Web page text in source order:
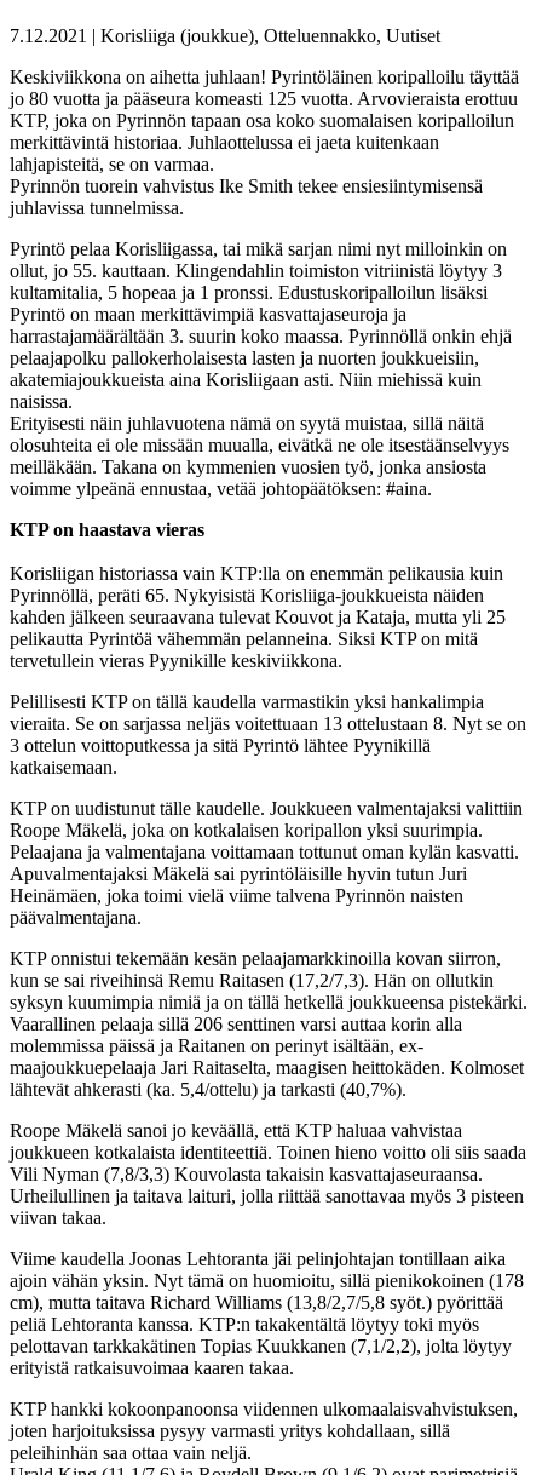
7.12.2021 | Korisliiga (joukkue), Otteluennakko, Uutiset
Keskiviikkona on aihetta juhlaan! Pyrintöläinen koripalloilu täyttää
jo 80 vuotta ja pääseura komeasti 125 vuotta. Arvovieraista erottuu
KTP, joka on Pyrinnön tapaan osa koko suomalaisen koripalloilun
merkittävintä historiaa. Juhlaottelussa ei jaeta kuitenkaan
lahjapisteitä, se on varmaa.
Pyrinnön tuorein vahvistus Ike Smith tekee ensiesiintymisensä
juhlavissa tunnelmissa.
Pyrintö pelaa Korisliigassa, tai mikä sarjan nimi nyt milloinkin on
ollut, jo 55. kauttaan. Klingendahlin toimiston vitriinistä löytyy 3
kultamitalia, 5 hopeaa ja 1 pronssi. Edustuskoripalloilun lisäksi
Pyrintö on maan merkittävimpiä kasvattajaseuroja ja
harrastajamäärältään 3. suurin koko maassa. Pyrinnöllä onkin ehjä
pelaajapolku pallokerholaisesta lasten ja nuorten joukkueisiin,
akatemiajoukkueista aina Korisliigaan asti. Niin miehissä kuin
naisissa.
Erityisesti näin juhlavuotena nämä on syytä muistaa, sillä näitä
olosuhteita ei ole missään muualla, eivätkä ne ole itsestäänselvyys
meilläkään. Takana on kymmenien vuosien työ, jonka ansiosta
voimme ylpeänä ennustaa, vetää johtopäätöksen: #aina.
KTP on haastava vieras
Korisliigan historiassa vain KTP:lla on enemmän pelikausia kuin
Pyrinnöllä, peräti 65. Nykyisistä Korisliiga-joukkueista näiden
kahden jälkeen seuraavana tulevat Kouvot ja Kataja, mutta yli 25
pelikautta Pyrintöä vähemmän pelanneina. Siksi KTP on mitä
tervetullein vieras Pyynikille keskiviikkona.
Pelillisesti KTP on tällä kaudella varmastikin yksi hankalimpia
vieraita. Se on sarjassa neljäs voitettuaan 13 ottelustaan 8. Nyt se on
3 ottelun voittoputkessa ja sitä Pyrintö lähtee Pyynikillä
katkaisemaan.
KTP on uudistunut tälle kaudelle. Joukkueen valmentajaksi valittiin
Roope Mäkelä, joka on kotkalaisen koripallon yksi suurimpia.
Pelaajana ja valmentajana voittamaan tottunut oman kylän kasvatti.
Apuvalmentajaksi Mäkelä sai pyrintöläisille hyvin tutun Juri
Heinämäen, joka toimi vielä viime talvena Pyrinnön naisten
päävalmentajana.
KTP onnistui tekemään kesän pelaajamarkkinoilla kovan siirron,
kun se sai riveihinsä Remu Raitasen (17,2/7,3). Hän on ollutkin
syksyn kuumimpia nimiä ja on tällä hetkellä joukkueensa pistekärki.
Vaarallinen pelaaja sillä 206 senttinen varsi auttaa korin alla
molemmissa päissä ja Raitanen on perinyt isältään, ex-
maajoukkuepelaaja Jari Raitaselta, maagisen heittokäden. Kolmoset
lähtevät ahkerasti (ka. 5,4/ottelu) ja tarkasti (40,7%).
Roope Mäkelä sanoi jo keväällä, että KTP haluaa vahvistaa
joukkueen kotkalaista identiteettiä. Toinen hieno voitto oli siis saada
Vili Nyman (7,8/3,3) Kouvolasta takaisin kasvattajaseuraansa.
Urheilullinen ja taitava laituri, jolla riittää sanottavaa myös 3 pisteen
viivan takaa.
Viime kaudella Joonas Lehtoranta jäi pelinjohtajan tontillaan aika
ajoin vähän yksin. Nyt tämä on huomioitu, sillä pienikokoinen (178
cm), mutta taitava Richard Williams (13,8/2,7/5,8 syöt.) pyörittää
peliä Lehtoranta kanssa. KTP:n takakentältä löytyy toki myös
pelottavan tarkkakätinen Topias Kuukkanen (7,1/2,2), jolta löytyy
erityistä ratkaisuvoimaa kaaren takaa.
KTP hankki kokoonpanoonsa viidennen ulkomaalaisvahvistuksen,
joten harjoituksissa pysyy varmasti yritys kohdallaan, sillä
peleihinhän saa ottaa vain neljä.